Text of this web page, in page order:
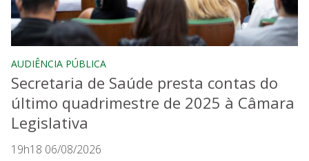
AUDIÊNCIA PÚBLICA
Secretaria de Saúde presta contas do
último quadrimestre de 2025 à Câmara
Legislativa
19h18 06/08/2026